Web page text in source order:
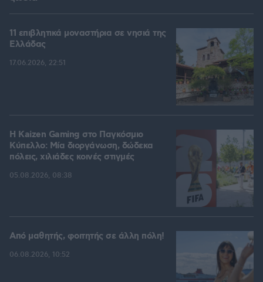
11 επιβλητικά μοναστήρια σε νησιά της
Ελλάδας
17.06.2026, 22:51
H Kaizen Gaming στο Παγκόσμιο
Kύπελλο: Μία διοργάνωση, δώδεκα
πόλεις, χιλιάδες κοινές στιγμές
05.08.2026, 08:38
Από μαθητής, φοιτητής σε άλλη πόλη!
06.08.2026, 10:52